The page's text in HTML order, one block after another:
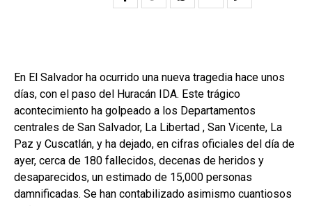
En El Salvador ha ocurrido una nueva tragedia hace unos
días, con el paso del Huracán IDA. Este trágico
acontecimiento ha golpeado a los Departamentos
centrales de San Salvador, La Libertad , San Vicente, La
Paz y Cuscatlán, y ha dejado, en cifras oficiales del día de
ayer, cerca de 180 fallecidos, decenas de heridos y
desaparecidos, un estimado de 15,000 personas
damnificadas. Se han contabilizado asimismo cuantiosos